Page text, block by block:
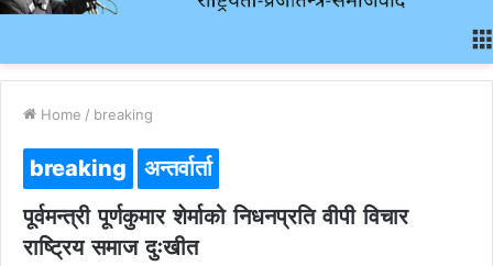
Home / breaking
breaking अन्तर्वार्ता
पूर्वमन्त्री पूर्णकुमार शेर्माको निधनप्रति वीपी विचार
राष्ट्रिय समाज दुःखीत